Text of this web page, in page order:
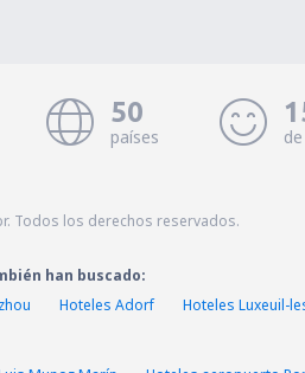
50
países
Todos los derechos reservados.
han buscado:
Hoteles Adorf Hoteles Luxeuil-